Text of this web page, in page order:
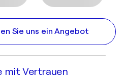
Sie uns ein Angebot
mit Vertrauen